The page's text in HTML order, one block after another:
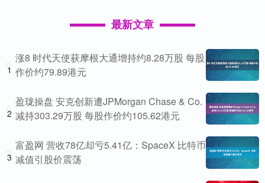
最新文章
1
涨8 时代天使获摩根大通增持约8.28万股 每股
作价约79.89港元
2
盈珑操盘 安克创新遭JPMorgan Chase & Co.
减持303.29万股 每股作价约105.62港元
3
富盈网 营收78亿却亏5.41亿：SpaceX 比特币
减值引股价震荡